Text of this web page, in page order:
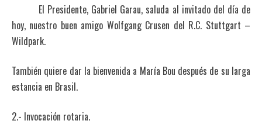
El Presidente, Gabriel Garau, saluda al invitado del día de
hoy, nuestro buen amigo Wolfgang Crusen del R.C. Stuttgart –
Wildpark.
También quiere dar la bienvenida a María Bou después de su larga
estancia en Brasil.
2.- Invocación rotaria.